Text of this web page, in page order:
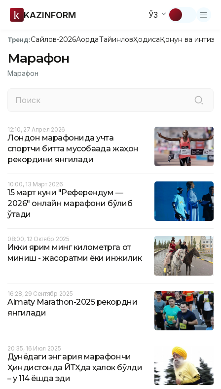
KAZINFORM ЎЗ
Тренд:Сайлов-2026АқордаТайинловҲодисаҚонун ва
Марафон
Марафон
12:10, 27 Апрел 2026
Лондон марафонида учта
спортчи битта мусобақада жаҳон
рекордини янгилади
10:00, 13 Март 2026
15 март куни "Референдум —
2026" онлайн марафони бўлиб
ўтади
08:00, 12 Октябр 2025
Икки ярим минг километрга от
миниш - жасоратми ёки инжиқлик
16:28, 29 Сентябр 2025
Almaty Marathon-2025 рекордни
янгилади
20:35, 16 Июл 2025
Дунёдаги энг қария марафончи
Ҳиндистонда ЙТҲда ҳалок бўлди
– у 114 ёшда эди